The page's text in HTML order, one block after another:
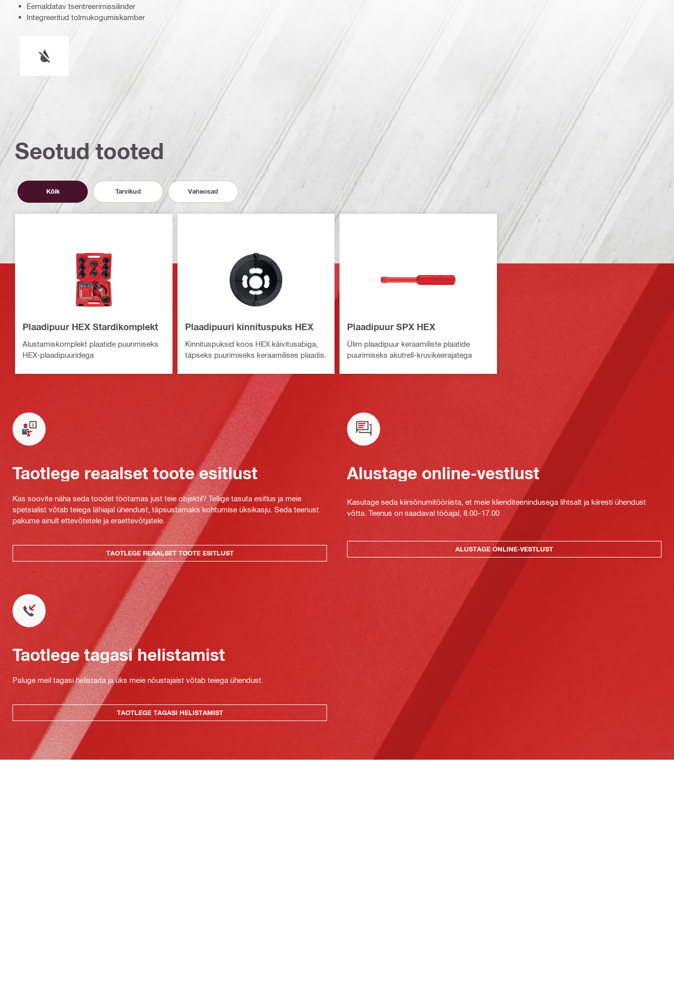
Eemaldatav tsentreerimissilinder
Integreeritud tolmukogumiskamber
Seotud tooted
Kõik Tarvikud Vaheosad
Plaadipuur HEX Stardikomplekt
Alustamiskomplekt plaatide puurimiseks
HEX-plaadipuuridega
Plaadipuuri kinnituspuks HEX
Kinnituspuksid koos HEX käivitusabiga,
täpseks puurimiseks keraamilises plaadis.
Plaadipuur SPX HEX
Ülim plaadipuur keraamiliste plaatide
puurimiseks akutrell-kruvikeerajatega
Taotlege reaalset toote esitlust
Kas soovite näha seda toodet töötamas just teie objektil? Tellige tasuta esitlus ja meie
spetsialist võtab teiega lähiajal ühendust, täpsustamaks kohtumise üksikasju. Seda teenust
pakume ainult ettevõtetele ja eraettevõtjatele.
TAOTLEGE REAALSET TOOTE ESITLUST
Alustage online-vestlust
Kasutage seda kiirsõnumitööriista, et meie klienditeenindusega lihtsalt ja kiiresti ühendust
võtta. Teenus on saadaval tööajal, 8.00–17.00
ALUSTAGE ONLINE-VESTLUST
Taotlege tagasi helistamist
Paluge meil tagasi helistada ja üks meie nõustajaist võtab teiega ühendust.
TAOTLEGE TAGASI HELISTAMIST